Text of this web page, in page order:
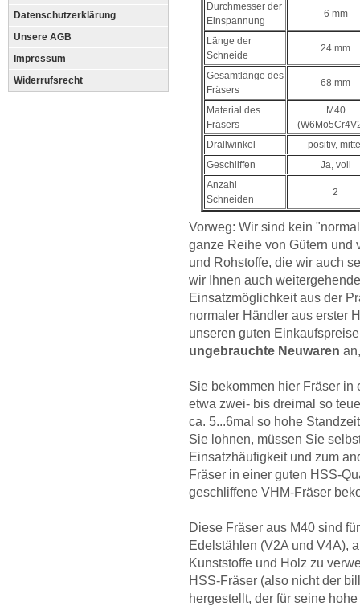
Datenschutzerklärung
Unsere AGB
Impressum
Widerrufsrecht
Durchmesser der
Einspannung
6 mm
Länge der
Schneide
24 mm
Gesamtlänge des
Fräsers
68 mm
Material des
Fräsers
M40
Drallwinkel
positiv,
Geschliffen
Ja, voll
Anzahl
Schneiden
2
Vorweg: Wir sind kein
ganze Reihe von Gütern und
und Rohstoffe, die wir auch
wir Ihnen auch
Einsatzmöglichkeit aus der
normaler Händler aus erster
unseren guten
ungebrauchte Neuwaren
Sie bekommen hier Fräser
etwa zwei- bis dreimal so
ca. 5...6mal so hohe
Sie lohnen, müssen Sie
Einsatzhäufigkeit und zum
Fräser in einer guten HSS-
geschliffene VHM-Fräser
Diese Fräser aus M40 sind
Edelstählen (V2A und V4A),
Kunststoffe und Holz zu
HSS-Fräser (also nicht der
hergestellt, der für seine